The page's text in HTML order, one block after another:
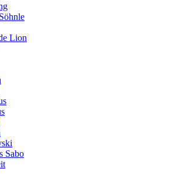
Lion
Sabo